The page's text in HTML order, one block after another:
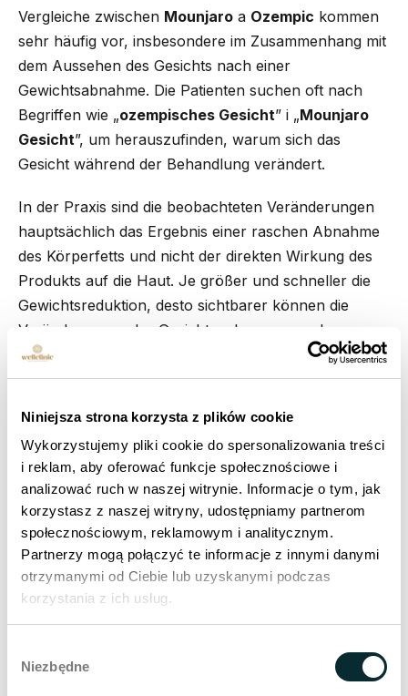
Niniejsza strona korzysta z plików cookie
Wykorzystujemy pliki cookie do spersonalizowania treści
i reklam, aby oferować funkcje społecznościowe i
analizować ruch w naszej witrynie. Informacje o tym, jak
korzystasz z naszej witryny, udostępniamy partnerom
społecznościowym, reklamowym i analitycznym.
Partnerzy mogą połączyć te informacje z innymi danymi
otrzymanymi od Ciebie lub uzyskanymi podczas
korzystania z ich usług.
zgody
Niezbędne
Vergleiche zwischen Mounjaro a Ozempic kommen
sehr häufig vor, insbesondere im Zusammenhang mit
dem Aussehen des Gesichts nach einer
Gewichtsabnahme. Die Patienten suchen oft nach
Begriffen wie „ozempisches Gesicht” i „Mounjaro
Gesicht”, um herauszufinden, warum sich das
Gesicht während der Behandlung verändert.
In der Praxis sind die beobachteten Veränderungen
hauptsächlich das Ergebnis einer raschen Abnahme
des Körperfetts und nicht der direkten Wirkung des
Produkts auf die Haut. Je größer und schneller die
Gewichtsreduktion, desto sichtbarer können die
Veränderungen des Gesichtsvolumens werden,
unabhängig von der Art der Behandlung. Daher ist es
von entscheidender Bedeutung, dass die Haut von
wird.
Wenn das Volumen des Unterhautgewebes schnell
abnimmt, hat die Haut nicht immer Zeit, sich
anzupassen und zu schrumpfen. Ein rascher
Gewichtsverlust kann Anzeichen der Hautalterung
wie Elastizitätsverlust, Vertiefung der
Nasolabialfalten, Marionettenfalten und Erschlaffung
Je länger die Behandlung dauert und je größer die